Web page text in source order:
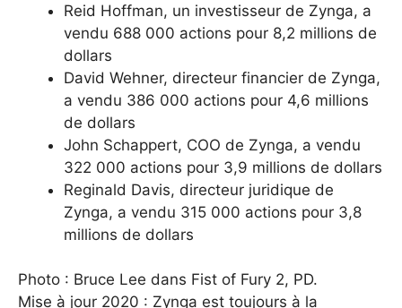
Reid Hoffman, un investisseur de Zynga, a
vendu 688 000 actions pour 8,2 millions de
dollars
David Wehner, directeur financier de Zynga,
a vendu 386 000 actions pour 4,6 millions
de dollars
John Schappert, COO de Zynga, a vendu
322 000 actions pour 3,9 millions de dollars
Reginald Davis, directeur juridique de
Zynga, a vendu 315 000 actions pour 3,8
millions de dollars
Photo : Bruce Lee dans Fist of Fury 2, PD.
Mise à jour 2020 : Zynga est toujours à la